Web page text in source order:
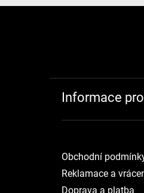
Informace
Obchodní
Reklamace a
Doprava a platba